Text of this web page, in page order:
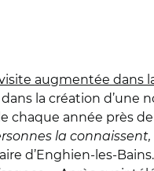
augmentée dans
la création
chaque année près
la connaissent,
d’Enghien-les-Bains.